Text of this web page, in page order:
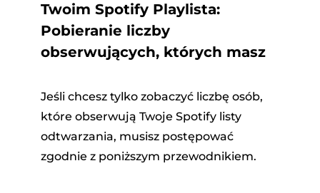
Twoim Spotify Playlista:
Pobieranie liczby
obserwujących, których masz
Jeśli chcesz tylko zobaczyć liczbę osób,
które obserwują Twoje Spotify listy
odtwarzania, musisz postępować
zgodnie z poniższym przewodnikiem.